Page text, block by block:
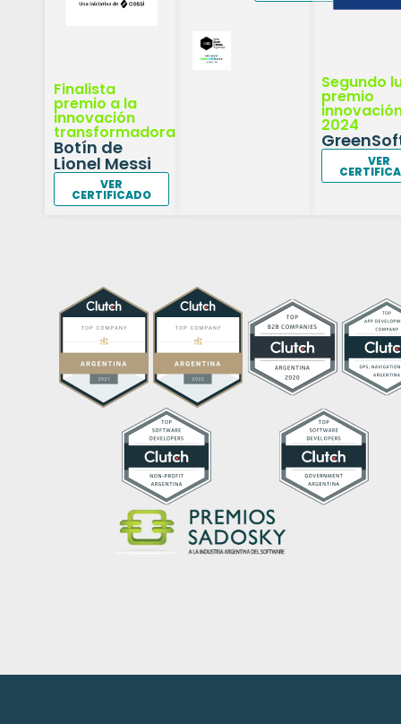
Finalista
premio a la
innovación
transformadora
Botín de
Lionel Messi
VER
CERTIFICADO
Segundo
premio
2024
VER